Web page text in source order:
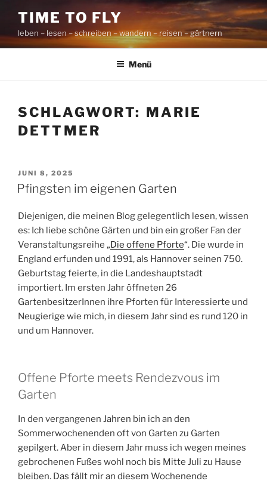
Inhalt
springen
TIME TO FLY
leben – lesen – schreiben – wandern – reisen – gärtnern
Menü
SCHLAGWORT: MARIE
DETTMER
VERÖFFENTLICHT
AM
JUNI 8, 2025
Pfingsten im eigenen Garten
Diejenigen, die meinen Blog gelegentlich lesen, wissen
es: Ich liebe schöne Gärten und bin ein großer Fan der
Veranstaltungsreihe „Die offene Pforte“. Die wurde in
England erfunden und 1991, als Hannover seinen 750.
Geburtstag feierte, in die Landeshauptstadt
importiert. Im ersten Jahr öffneten 26
GartenbesitzerInnen ihre Pforten für Interessierte und
Neugierige wie mich, in diesem Jahr sind es rund 120 in
und um Hannover.
Offene Pforte meets Rendezvous im
Garten
In den vergangenen Jahren bin ich an den
Sommerwochenenden oft von Garten zu Garten
gepilgert. Aber in diesem Jahr muss ich wegen meines
gebrochenen Fußes wohl noch bis Mitte Juli zu Hause
bleiben. Das fällt mir an diesem Wochenende